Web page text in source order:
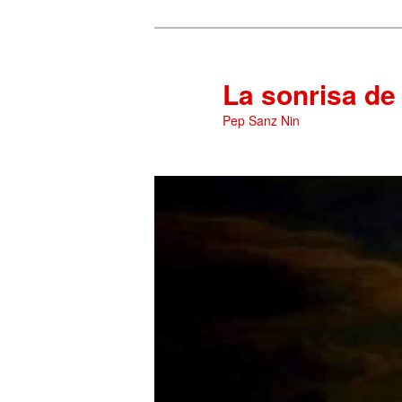
La sonrisa
Pep Sanz Nin